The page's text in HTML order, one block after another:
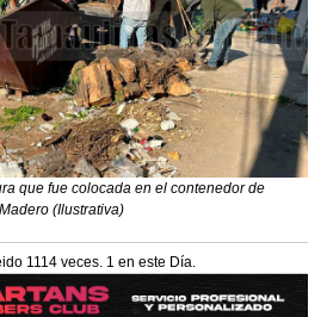
que fue colocada en el contenedor de
(Ilustrativa)
1114 veces. 1 en este Día.